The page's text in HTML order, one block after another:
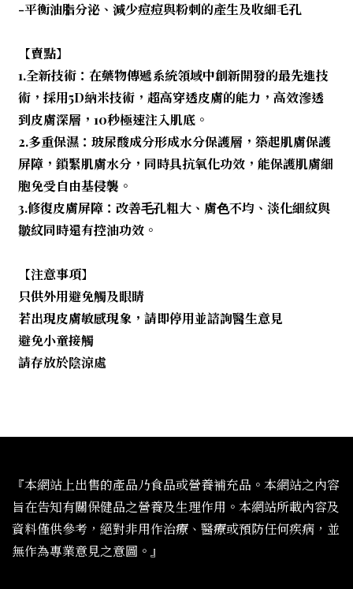
-平衡油脂分泌、減少痘痘與粉刺的產生及收細毛孔
【賣點】
1.全新技術：在藥物傳遞系統領域中創新開發的最先進技
術，採用5D納米技術，超高穿透皮膚的能力，高效滲透
到皮膚深層，10秒極速注入肌底。
2.多重保濕：玻尿酸成分形成水分保護層，築起肌膚保護
屏障，鎖緊肌膚水分，同時具抗氧化功效，能保護肌膚細
胞免受自由基侵襲。
3.修復皮膚屏障：改善⽑孔粗⼤、膚⾊不均、淡化細紋與
皺紋同時還有控油功效。
【注意事項】
只供外用避免觸及眼睛
若出現皮膚敏感現象，請即停用並諮詢醫生意見
避免小童接觸
請存放於陰涼處
『本網站上出售的產品乃食品或營養補充品。本網站之內容
旨在告知有關保健品之營養及生理作用。本網站所載內容及
資料僅供參考，絕對非用作治療、醫療或預防任何疾病，並
無作為專業意見之意圖。』